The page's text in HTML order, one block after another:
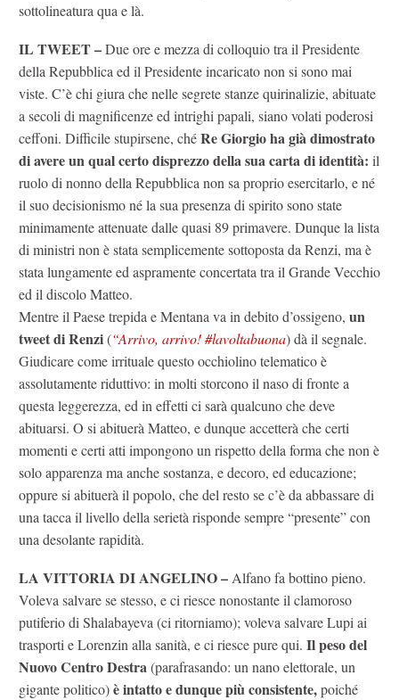
sottolineatura qua e là.
IL TWEET –Due ore e mezza di colloquio tra il Presidente
della Repubblica ed il Presidente incaricato non si sono mai
viste. C’è chi giura che nelle segrete stanze quirinalizie, abituate
a secoli di magnificenze ed intrighi papali, siano volati poderosi
ceffoni. Difficile stupirsene, chéRe Giorgio ha già dimostrato
di avere un qual certo disprezzo della sua carta di identità: il
ruolo di nonno della Repubblica non sa proprio esercitarlo, e né
il suo decisionismo né la sua presenza di spirito sono state
minimamente attenuate dalle quasi 89 primavere. Dunque la lista
di ministri non è stata semplicemente sottoposta da Renzi, ma è
stata lungamente ed aspramente concertata tra il Grande Vecchio
ed il discolo Matteo.
Mentre il Paese trepida e Mentana va in debito d’ossigeno, un
tweet di Renzi(“Arrivo, arrivo! #lavoltabuona) dà il segnale.
Giudicare come irrituale questo occhiolino telematico è
assolutamente riduttivo: in molti storcono il naso di fronte a
questa leggerezza, ed in effetti ci sarà qualcuno che deve
abituarsi. O si abituerà Matteo, e dunque accetterà che certi
momenti e certi atti impongono un rispetto della forma che non è
solo apparenza ma anche sostanza, e decoro, ed educazione;
oppure si abituerà il popolo, che del resto se c’è da abbassare di
una tacca il livello della serietà risponde sempre “presente” con
una desolante rapidità.
LA VITTORIA DI ANGELINO – Alfano fa bottino pieno.
Voleva salvare se stesso, e ci riesce nonostante il clamoroso
putiferio di Shalabayeva (ci ritorniamo); voleva salvare Lupi ai
trasporti e Lorenzin alla sanità, e ci riesce pure qui. Il peso del
Nuovo Centro Destra (parafrasando: un nano elettorale, un
gigante politico)è intatto e dunque più consistente,poiché